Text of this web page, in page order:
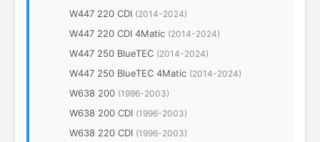
W447 220 CDI (2014-2024)
W447 220 CDI 4Matic (2014-2024)
W447 250 BlueTEC (2014-2024)
W447 250 BlueTEC 4Matic (2014-2024)
W638 200 (1996-2003)
W638 200 CDI (1996-2003)
W638 220 CDI (1996-2003)